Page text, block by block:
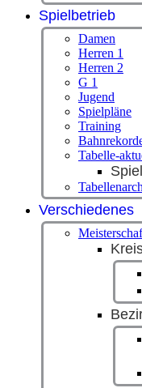
Spielbetrieb
Damen
Herren 1
Herren 2
G 1
Jugend
Spielpläne
Training
Tabelle-
Verschiedenes